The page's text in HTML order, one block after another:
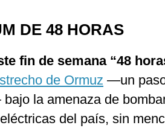
DE 48 HORAS
fin de semana “48
de Ormuz —un
la amenaza de
del país, sin